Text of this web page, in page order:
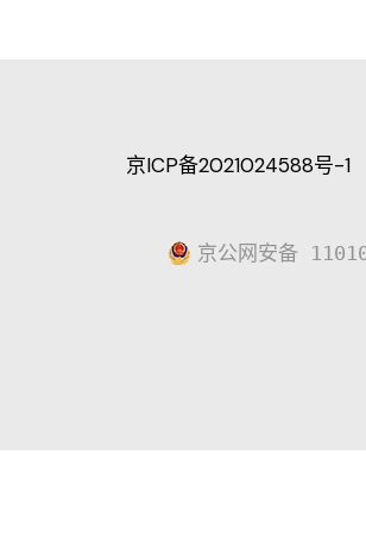
京ICP备2021024588号-1
京公网安备